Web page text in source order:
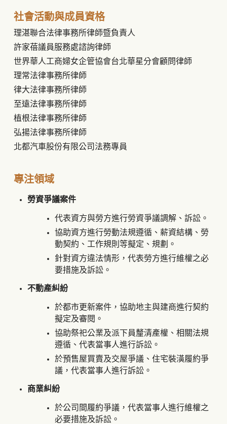
社會活動與成員資格
理湛聯合法律事務所律師暨負責人
許家蓓議員服務處諮詢律師
世界華人工商婦女企管協會台北華星分會顧問律師
理常法律事務所律師
律大法律事務所律師
至遠法律事務所律師
植根法律事務所律師
弘揚法律事務所律師
北都汽車股份有限公司法務專員
專注領域
勞資爭議案件
代表資方與勞方進行勞資爭議調解、訴訟。
協助資方進行勞動法規遵循、薪資結構、勞
動契約、工作規則等擬定、規劃。
針對資方違法情形，代表勞方進行維權之必
要措施及訴訟。
不動產糾紛
於都市更新案件，協助地主與建商進行契約
擬定及審閱。
協助祭祀公業及派下員釐清產權、相關法規
遵循、代表當事人進行訴訟。
於預售屋買賣及交屋爭議、住宅裝潢履約爭
議，代表當事人進行訴訟。
商業糾紛
於公司間履約爭議，代表當事人進行維權之
必要措施及訴訟。